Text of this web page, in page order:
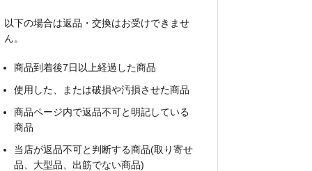
以下の場合は返品・交換はお受けできませ
ん。
商品到着後7日以上経過した商品
使用した、または破損や汚損させた商品
商品ページ内で返品不可と明記している
商品
当店が返品不可と判断する商品(取り寄せ
品、大型品、出筋でない商品)